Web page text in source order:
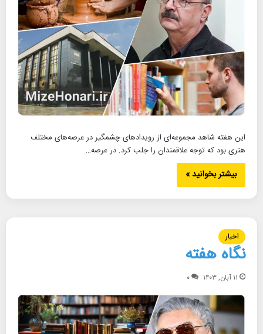
این هفته شاهد مجموعه‌ای از رویدادهای چشمگیر در عرصه‌های مختلف
هنری بود که توجه علاقمندان را جلب کرد. در عرصه…
بیشتر بخوانید »
اخبار
نگاه هفته
۱۱ آبان, ۱۴۰۳ ۰